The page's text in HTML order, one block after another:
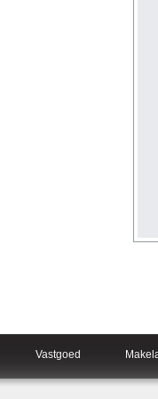
Vastgoed